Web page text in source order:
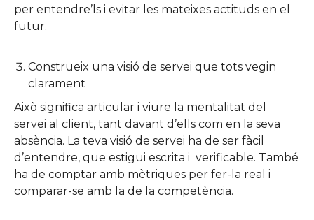
per entendre’ls i evitar les mateixes actituds en el
futur.
Construeix una visió de servei que tots vegin
clarament
Això significa articular i viure la mentalitat del
servei al client, tant davant d’ells com en la seva
absència. La teva visió de servei ha de ser fàcil
d’entendre, que estigui escrita i verificable. També
ha de comptar amb mètriques per fer-la real i
comparar-se amb la de la competència.